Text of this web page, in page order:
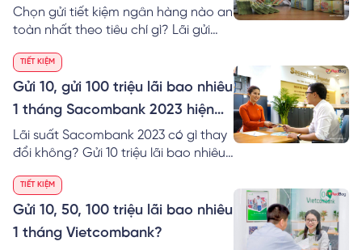
dẫn 2023
Chọn gửi tiết kiệm ngân hàng nào an
toàn nhất theo tiêu chí gì? Lãi gửi
RedBag đề xuất 6+ ngân hàng an
toàn nhất. Đọc ngay!
TIẾT KIỆM
Gửi 10, gửi 100 triệu lãi bao nhiêu
1 tháng Sacombank 2023 hiện
nay?
Lãi suất Sacombank 2023 có gì thay
đổi không? Gửi 10 triệu lãi bao nhiêu 1
tính gửi 20 triệu lãi suất bao nhiêu
Sacombank!
TIẾT KIỆM
Gửi 10, 50, 100 triệu lãi bao nhiêu
1 tháng Vietcombank?